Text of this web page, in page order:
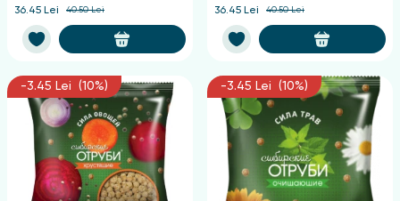
36.45 Lei 40.50 Lei 36.45 Lei 40.50 Lei
-3.45 Lei (10%) -3.45 Lei (10%)